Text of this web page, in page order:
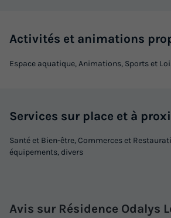
Activités et animations
Espace aquatique, Animations, Sports et
Services sur place et à
Santé et Bien-être, Commerces et
équipements, divers
Avis sur Résidence Odalys